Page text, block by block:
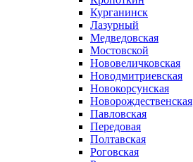
Курганинск
Лазурный
Медведовская
Мостовской
Нововеличковская
Новодмитриевская
Новокорсунская
Новорождественская
Павловская
Передовая
Полтавская
Роговская